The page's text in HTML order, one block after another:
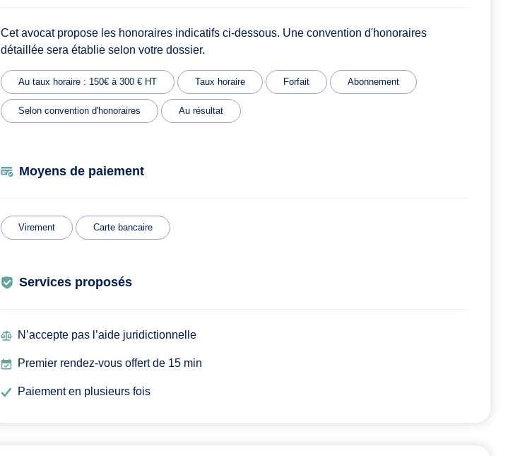
Cet avocat propose les honoraires indicatifs ci-dessous. Une convention d'honoraires
détaillée sera établie selon votre dossier.
Au taux horaire : 150€ à 300 € HT Taux horaire Forfait Abonnement
Selon convention d'honoraires Au résultat
Moyens de paiement
Virement Carte bancaire
Services proposés
N’accepte pas l’aide juridictionnelle
Premier rendez-vous offert de 15 min
Paiement en plusieurs fois